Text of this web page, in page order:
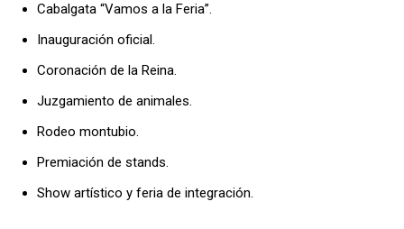
Cabalgata “Vamos a la Feria”.
Inauguración oficial.
Coronación de la Reina.
Juzgamiento de animales.
Rodeo montubio.
Premiación de stands.
Show artístico y feria de integración.